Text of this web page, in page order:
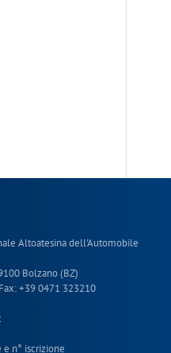
Altoatesina dell'Automobile
Bolzano (BZ)
+39 0471 323210
e n° iscrizione